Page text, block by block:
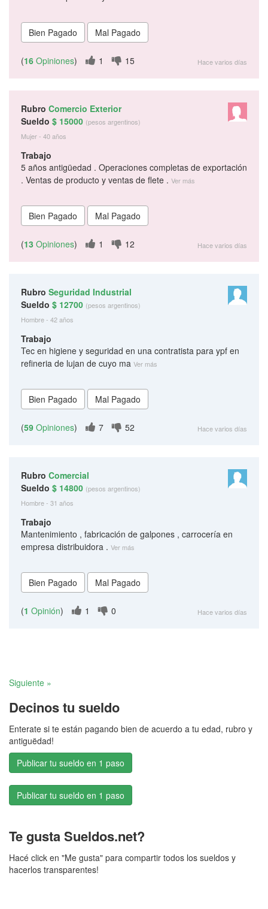
(16 Opiniones) 1 15 Hace varios días
Rubro Comercio Exterior
Sueldo $ 15000 (pesos argentinos)
Mujer - 40 años
Trabajo
5 años antigüedad . Operaciones completas de exportación
. Ventas de producto y ventas de flete . Ver más
(13 Opiniones) 1 12 Hace varios días
Rubro Seguridad Industrial
Sueldo $ 12700 (pesos argentinos)
Hombre - 42 años
Trabajo
Tec en higiene y seguridad en una contratista para ypf en
refineria de lujan de cuyo ma Ver más
(59 Opiniones) 7 52 Hace varios días
Rubro Comercial
Sueldo $ 14800 (pesos argentinos)
Hombre - 31 años
Trabajo
Mantenimiento , fabricación de galpones , carrocería en
empresa distribuidora . Ver más
(1 Opinión) 1 0 Hace varios días
Siguiente »
Decinos tu sueldo
Enterate si te están pagando bien de acuerdo a tu edad, rubro y
antiguëdad!
Publicar tu sueldo en 1 paso
Publicar tu sueldo en 1 paso
Te gusta Sueldos.net?
Hacé click en "Me gusta" para compartir todos los sueldos y
hacerlos transparentes!